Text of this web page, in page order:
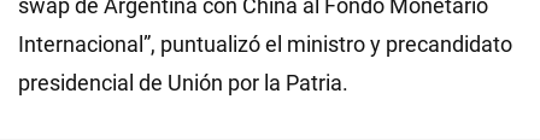
swap de Argentina con China al Fondo Monetario
Internacional”, puntualizó el ministro y precandidato
presidencial de Unión por la Patria.